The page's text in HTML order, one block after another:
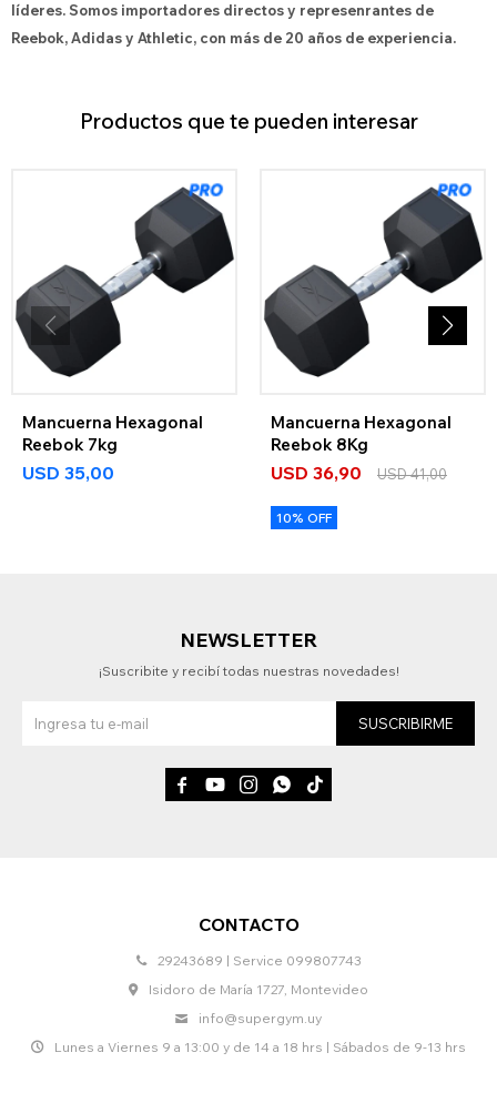
líderes. Somos importadores directos y represenrantes de
Reebok, Adidas y Athletic, con más de 20 años de experiencia.
Productos que te pueden interesar
Mancuerna Hexagonal
Reebok 7kg
USD 35,00
Mancuerna Hexagonal
Reebok 8Kg
USD 36,90 USD41,00
10% OFF
CONTACTO
29243689 | Service 099807743
Isidoro de María 1727, Montevideo
info@supergym.uy
Lunes a Viernes 9 a 13:00 y de 14 a 18 hrs | Sábados de 9-13 hrs
NEWSLETTER
¡Suscribite y recibí todas nuestras novedades!
SUSCRIBIRME
    